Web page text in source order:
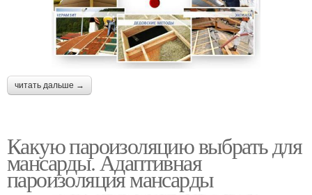
читать дальше →
Какую пароизоляцию выбрать для
мансарды. Адаптивная
пароизоляция мансарды